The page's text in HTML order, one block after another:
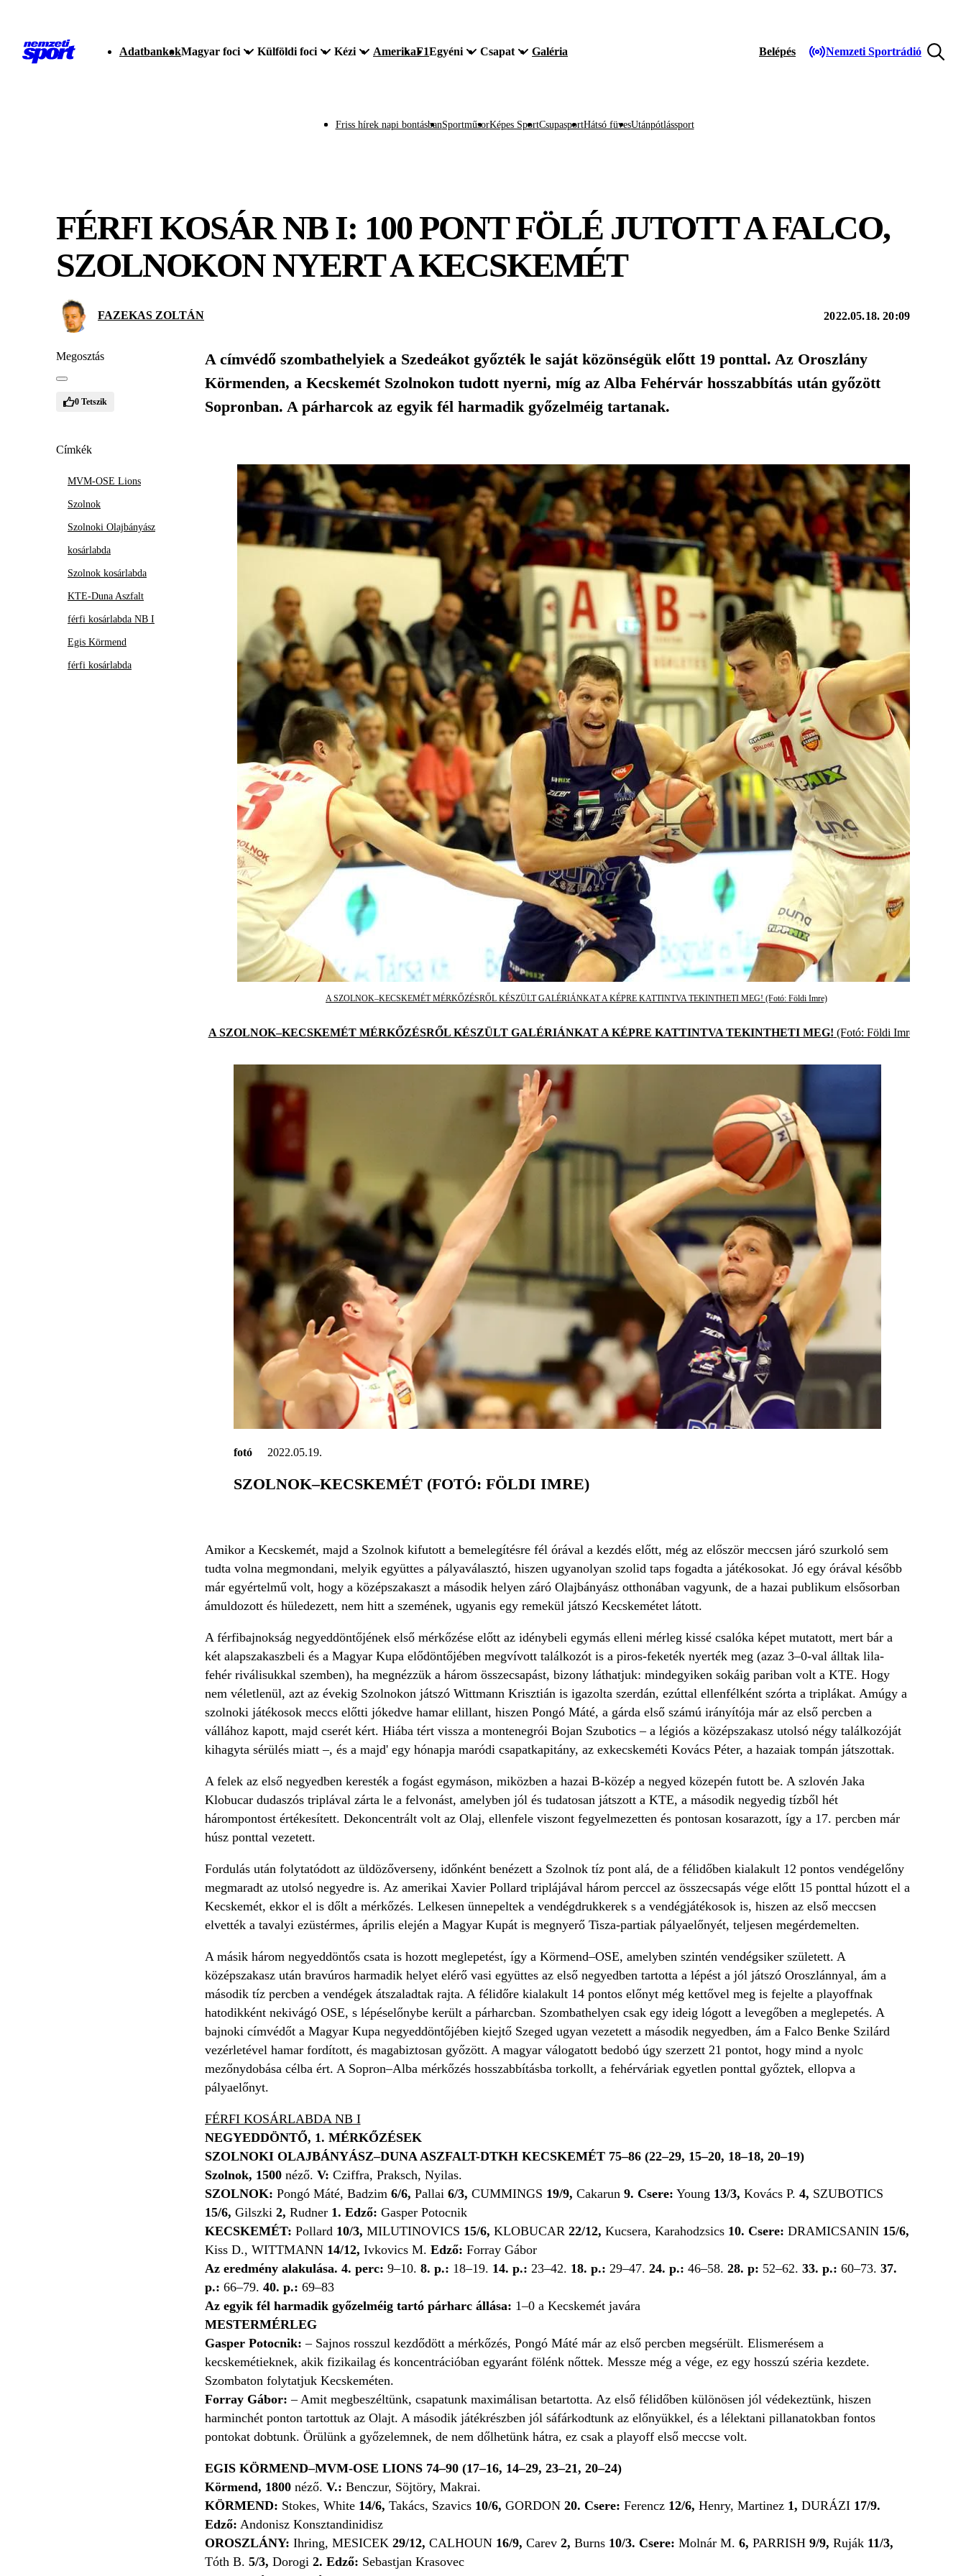
AdatbankokMagyar foci Külföldi foci Kézi AmerikaF1Egyéni Csapat Galéria Belépés Nemzeti Sportrádió
Friss hírek napi bontásbanSportműsorKépes SportCsupasportHátsó füvesUtánpótlássport
FÉRFI KOSÁR NB I: 100 PONT FÖLÉ JUTOTT A FALCO,
SZOLNOKON NYERT A KECSKEMÉT
FAZEKAS ZOLTÁN 2022.05.18. 20:09
Megosztás
0 Tetszik
Címkék
MVM-OSE Lions
Szolnok
Szolnoki Olajbányász
kosárlabda
Szolnok kosárlabda
KTE-Duna Aszfalt
férfi kosárlabda NB I
Egis Körmend
férfi kosárlabda
A címvédő szombathelyiek a Szedeákot győzték le saját közönségük előtt 19 ponttal. Az Oroszlány
Körmenden, a Kecskemét Szolnokon tudott nyerni, míg az Alba Fehérvár hosszabbítás után győzött
Sopronban. A párharcok az egyik fél harmadik győzelméig tartanak.
A SZOLNOK–KECSKEMÉT MÉRKŐZÉSRŐL KÉSZÜLT GALÉRIÁNKAT A KÉPRE KATTINTVA TEKINTHETI MEG! (Fotó: Földi Imre)
A SZOLNOK–KECSKEMÉT MÉRKŐZÉSRŐL KÉSZÜLT GALÉRIÁNKAT A KÉPRE KATTINTVA TEKINTHETI MEG! (Fotó: Földi Imre)
fotó 2022.05.19.
SZOLNOK–KECSKEMÉT (FOTÓ: FÖLDI IMRE)
Amikor a Kecskemét, majd a Szolnok kifutott a bemelegítésre fél órával a kezdés előtt, még az először meccsen járó szurkoló sem
tudta volna megmondani, melyik együttes a pályaválasztó, hiszen ugyanolyan szolid taps fogadta a játékosokat. Jó egy órával később
már egyértelmű volt, hogy a középszakaszt a második helyen záró Olajbányász otthonában vagyunk, de a hazai publikum elsősorban
ámuldozott és hüledezett, nem hitt a szemének, ugyanis egy remekül játszó Kecskemétet látott.
A férfibajnokság negyeddöntőjének első mérkőzése előtt az idénybeli egymás elleni mérleg kissé csalóka képet mutatott, mert bár a
két alapszakaszbeli és a Magyar Kupa elődöntőjében megvívott találkozót is a piros-feketék nyerték meg (azaz 3–0-val álltak lila-
fehér riválisukkal szemben), ha megnézzük a három összecsapást, bizony láthatjuk: mindegyiken sokáig pariban volt a KTE. Hogy
nem véletlenül, azt az évekig Szolnokon játszó Wittmann Krisztián is igazolta szerdán, ezúttal ellenfélként szórta a triplákat. Amúgy a
szolnoki játékosok meccs előtti jókedve hamar elillant, hiszen Pongó Máté, a gárda első számú irányítója már az első percben a
vállához kapott, majd cserét kért. Hiába tért vissza a montenegrói Bojan Szubotics – a légiós a középszakasz utolsó négy találkozóját
kihagyta sérülés miatt –, és a majd' egy hónapja maródi csapatkapitány, az exkecskeméti Kovács Péter, a hazaiak tompán játszottak.
A felek az első negyedben keresték a fogást egymáson, miközben a hazai B-közép a negyed közepén futott be. A szlovén Jaka
Klobucar dudaszós triplával zárta le a felvonást, amelyben jól és tudatosan játszott a KTE, a második negyedig tízből hét
hárompontost értékesített. Dekoncentrált volt az Olaj, ellenfele viszont fegyelmezetten és pontosan kosarazott, így a 17. percben már
húsz ponttal vezetett.
Fordulás után folytatódott az üldözőverseny, időnként benézett a Szolnok tíz pont alá, de a félidőben kialakult 12 pontos vendégelőny
megmaradt az utolsó negyedre is. Az amerikai Xavier Pollard triplájával három perccel az összecsapás vége előtt 15 ponttal húzott el a
Kecskemét, ekkor el is dőlt a mérkőzés. Lelkesen ünnepeltek a vendégdrukkerek s a vendégjátékosok is, hiszen az első meccsen
elvették a tavalyi ezüstérmes, április elején a Magyar Kupát is megnyerő Tisza-partiak pályaelőnyét, teljesen megérdemelten.
A másik három negyeddöntős csata is hozott meglepetést, így a Körmend–OSE, amelyben szintén vendégsiker született. A
középszakasz után bravúros harmadik helyet elérő vasi együttes az első negyedben tartotta a lépést a jól játszó Oroszlánnyal, ám a
második tíz percben a vendégek átszaladtak rajta. A félidőre kialakult 14 pontos előnyt még kettővel meg is fejelte a playoffnak
hatodikként nekivágó OSE, s lépéselőnybe került a párharcban. Szombathelyen csak egy ideig lógott a levegőben a meglepetés. A
bajnoki címvédőt a Magyar Kupa negyeddöntőjében kiejtő Szeged ugyan vezetett a második negyedben, ám a Falco Benke Szilárd
vezérletével hamar fordított, és magabiztosan győzött. A magyar válogatott bedobó úgy szerzett 21 pontot, hogy mind a nyolc
mezőnydobása célba ért. A Sopron–Alba mérkőzés hosszabbításba torkollt, a fehérváriak egyetlen ponttal győztek, ellopva a
pályaelőnyt.
FÉRFI KOSÁRLABDA NB I
NEGYEDDÖNTŐ, 1. MÉRKŐZÉSEK
SZOLNOKI OLAJBÁNYÁSZ–DUNA ASZFALT-DTKH KECSKEMÉT 75–86 (22–29, 15–20, 18–18, 20–19)
Szolnok, 1500néző. V: Cziffra, Praksch, Nyilas.
SZOLNOK: Pongó Máté, Badzim 6/6, Pallai 6/3, CUMMINGS 19/9, Cakarun 9. Csere: Young 13/3, Kovács P. 4, SZUBOTICS
15/6, Gilszki 2, Rudner 1. Edző: Gasper Potocnik
KECSKEMÉT: Pollard 10/3, MILUTINOVICS 15/6, KLOBUCAR 22/12, Kucsera, Karahodzsics 10. Csere: DRAMICSANIN 15/6,
Kiss D., WITTMANN 14/12, Ivkovics M. Edző: Forray Gábor
Az eredmény alakulása. 4. perc: 9–10. 8. p.: 18–19. 14. p.: 23–42. 18. p.: 29–47. 24. p.: 46–58. 28. p: 52–62. 33. p.: 60–73. 37.
p.: 66–79. 40. p.: 69–83
Az egyik fél harmadik győzelméig tartó párharc állása: 1–0 a Kecskemét javára
MESTERMÉRLEG
Gasper Potocnik:– Sajnos rosszul kezdődött a mérkőzés, Pongó Máté már az első percben megsérült. Elismerésem a
kecskemétieknek, akik fizikailag és koncentrációban egyaránt fölénk nőttek. Messze még a vége, ez egy hosszú széria kezdete.
Szombaton folytatjuk Kecskeméten.
Forray Gábor:– Amit megbeszéltünk, csapatunk maximálisan betartotta. Az első félidőben különösen jól védekeztünk, hiszen
harminchét ponton tartottuk az Olajt. A második játékrészben jól sáfárkodtunk az előnyükkel, és a lélektani pillanatokban fontos
pontokat dobtunk. Örülünk a győzelemnek, de nem dőlhetünk hátra, ez csak a playoff első meccse volt.
EGIS KÖRMEND–MVM-OSE LIONS 74–90(17–16, 14–29, 23–21, 20–24)
Körmend, 1800néző. V.: Benczur, Söjtöry, Makrai.
KÖRMEND: Stokes, White 14/6, Takács, Szavics 10/6, GORDON 20. Csere: Ferencz 12/6, Henry, Martinez 1, DURÁZI 17/9.
Edző: Andonisz Konsztandinidisz
OROSZLÁNY: Ihring, MESICEK 29/12, CALHOUN 16/9, Carev 2, Burns 10/3. Csere: Molnár M. 6, PARRISH 9/9, Ruják 11/3,
Tóth B. 5/3, Dorogi 2. Edző: Sebastjan Krasovec